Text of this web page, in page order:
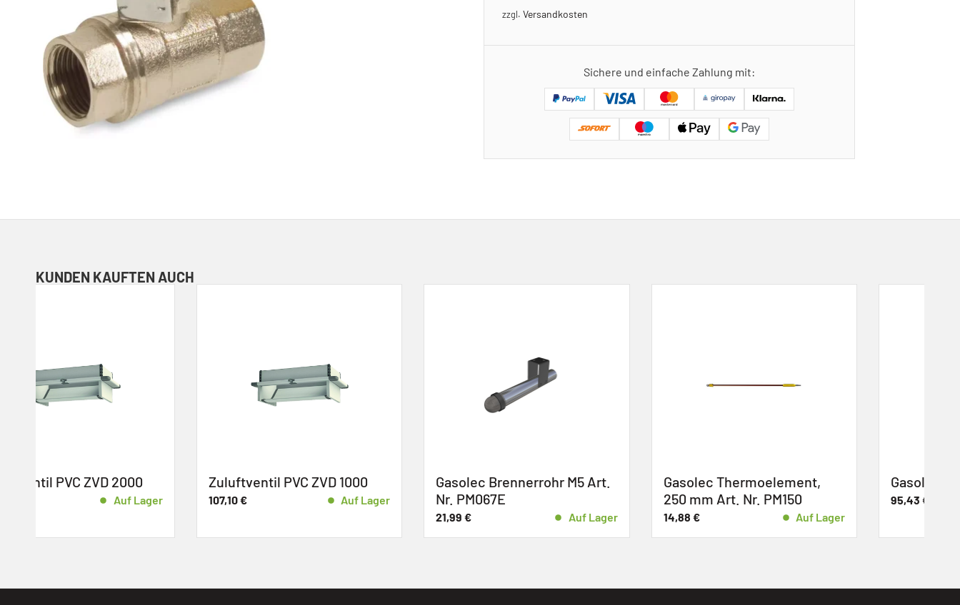
zzgl. Versandkosten
Sichere und einfache Zahlung mit:
KUNDEN KAUFTEN AUCH
Zuluftventil PVC ZVD 1000
Auf Lager
Gasolec Brennerrohr M5 Art.
Nr. PM067E
Auf Lager
Gasolec Thermoelement,
250 mm Art. Nr. PM150
Auf Lager
Gasolec Heizstrahler M5
95,43 € Auf Lager